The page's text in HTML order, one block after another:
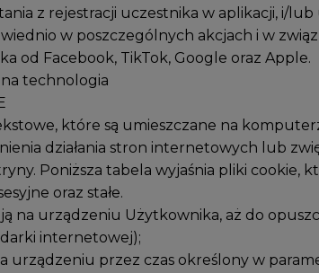
z rejestracji uczestnika w aplikacji, i/
w poszczególnych akcjach i w
od Facebook, TikTok, Google oraz Apple.
technologia
które są umieszczane na
działania stron internetowych lub
Poniższa tabela wyjaśnia pliki
oraz stałe.
na urządzeniu Użytkownika, aż do
internetowej);
urządzeniu przez czas określony w